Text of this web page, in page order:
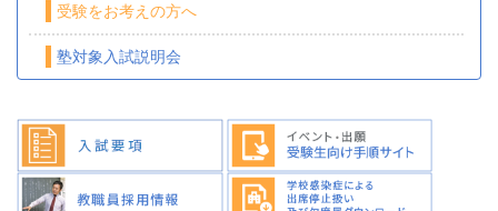
受験をお考えの方へ
塾対象入試説明会